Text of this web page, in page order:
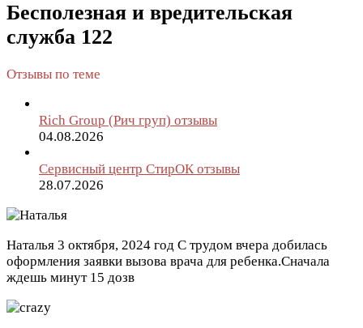
Бесполезная и вредительская
служба 122
Отзывы по теме
Rich Group (Рич груп) отзывы
04.08.2026
Сервисный центр СтирОК отзывы
28.07.2026
Наталья 3 октября, 2024 год С трудом вчера добилась
оформления заявки вызова врача для ребенка.Сначала
ждешь минут 15 дозв